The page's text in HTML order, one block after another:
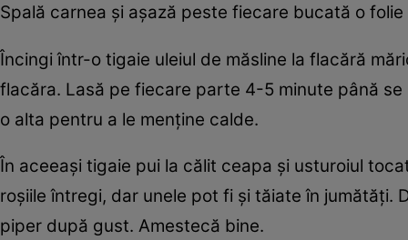
Spală carnea şi aşază peste fiecare bucată o
Încingi într-o tigaie uleiul de măsline la flacără
flacăra. Lasă pe fiecare parte 4-5 minute până
o alta pentru a le menţine calde.
În aceeaşi tigaie pui la călit ceapa şi usturoiul
roşiile întregi, dar unele pot fi şi tăiate în jumătăţi.
piper după gust. Amestecă bine.